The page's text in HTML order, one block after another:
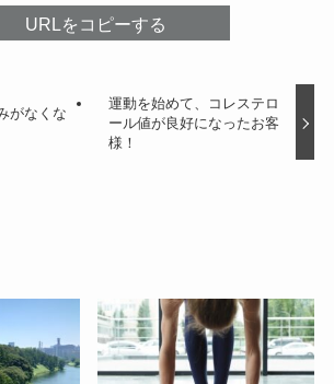
URLをコピーする
がなくな
運動を始めて、コレステロ
ール値が良好になったお客
様！